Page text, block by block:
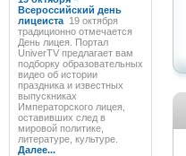
Всероссийский день
лицеиста 19 октября
традиционно отмечается
День лицея. Портал
UniverTV предлагает вам
подборку образовательных
видео об истории
праздника и известных
выпускниках
Императорского лицея,
оставивших след в
мировой политике,
литературе, культуре.
Далее...